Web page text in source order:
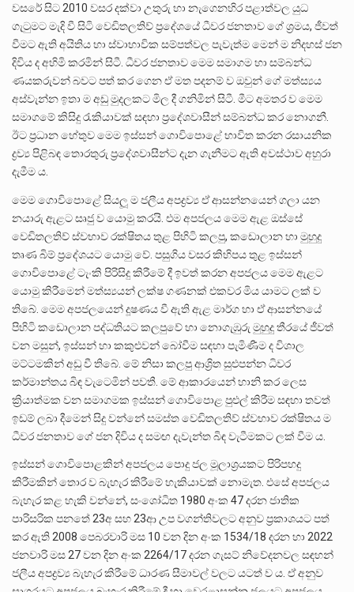
වසරේ සිට 2010 වසර දක්වා උතුරු හා නැගෙනහිර පළාත්වල යුධ
ගැටුමට මැදි වී සිටි වෙඩිතලතිව් ප්‍රදේශයේ ධීවර ජනතාව ගේ ශ්‍රමය, ජීවත්
වීමට ඇති අයිතිය හා ස්වාභාවික සම්පත්වල පැවැත්ම මෙන් ම නිදහස් ජන
දිවිය ද අහිමි කරමින් සිටී. ධීවර ජනතාව මෙම සමාගම හා සම්බන්ධ
ණයකරුවන් බවට පත් කර ගෙන ඒ මත පදනම් ව ඔවුන් ගේ මත්ස්‍යය
අස්වැන්න ඉතා ම අඩු මුදලකට මිල දී ගනිමින් සිටී. මීට අමතර ව මෙම
සමාගමේ කිසිදු රැකියාවක් සඳහා ප්‍රදේශවාසීන් සම්බන්ධ කර නොගනී.
ඊට ප්‍රධාන හේතුව මෙම ඉස්සන් ගොවිපොළේ භාවිත කරන රසායනික
ද්‍රව්‍ය පිළිබඳ තොරතුරු ප්‍රදේශවාසීන්ට දැන ගැනීමට ඇති අවස්ථාව අහුරා
දැමීම ය.
මෙම ගොවිපොළේ සියලූ ම ජලීය අපද්‍රව්‍ය ඒ ආසන්නයෙන් ගලා යන
නයාරු ඇළට සෘජු ව යොමු කරයි. එම අපජලය මෙම ඇළ ඔස්සේ
වෙඩිතලතිව් ස්වභාව රක්ෂිතය තුළ පිහිටි කලපු, කඩොලාන හා මුහුදු
තෘණ බිම් ප්‍රදේශයට යොමු වේ. පසුගිය වසර කිහිපය තුළ ඉස්සන්
ගොවිපොළේ ටැංකි පිරිසිදු කිරීමේ දී ඉවත් කරන අපජලය මෙම ඇළට
යොමු කිරීමෙන් මත්ස්‍යයන් ලක්ෂ ගණනක් එකවර මිය යාමට ලක් ව
තිබේ. මෙම අපජලයෙන් දූෂණය වී ඇති ඇළ මාර්ග හා ඒ ආසන්නයේ
පිහිටි කඩොලාන පද්ධතියට කලපුවේ හා නොගැඹුරු මුහුදු තීරයේ ජීවත්
වන මසුන්, ඉස්සන් හා කකුළුවන් බෝවීම සඳහා පැමිණීම ද විශාල
මට්ටමකින් අඩු වී තිබේ. මේ නිසා කලපු ආශ්‍රිත සුළුපන්න ධිවර
කර්මාන්තය බිඳ වැටෙමින් පවතී. මේ ආකාරයෙන් හානි කර ලෙස
ක්‍රියාත්මක වන සමාගමක ඉස්සන් ගොවිපොළ පුළුල් කිරීම සඳහා තවත්
ඉඩම් ලබා දීමෙන් සිදු වන්නේ සමස්ත වෙඩිතලතිව් ස්වභාව රක්ෂිතය ම
ධීවර ජනතාව ගේ ජන දිවිය ද සමඟ දැවැන්ත බිඳ වැටීමකට ලක් වීම ය.
ඉස්සන් ගොවිපොළකින් අපජලය පොදු ජල මූලාශ්‍රයකට පිරිපහදු
කිරීමකින් තොර ව බැහැර කිරීමේ හැකියාවක් නොමැත. එසේ අපජලය
බැහැර කළ හැකි වන්නේ, සංශෝධිත 1980 අංක 47 දරන ජාතික
පාරිසරික පනතේ 23අ සහ 23ආ උප වගන්තිවලට අනුව ප්‍රකාශයට පත්
කර ඇති 2008 පෙබරවාරි මස 10 වන දින අංක 1534/18 දරන හා 2022
ජනවාරි මස 27 වන දින අංක 2264/17 දරන ගැසට් නිවේදනවල සඳහන්
ජලීය අපද්‍රව්‍ය බැහැර කිරීමේ ධාරණ සීමාවල් වලට යටත් ව ය. ඒ අනුව